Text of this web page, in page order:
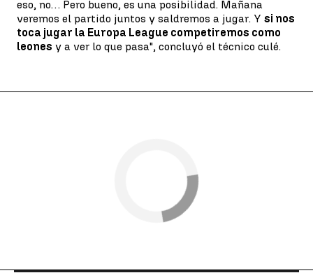
eso, no… Pero bueno, es una posibilidad. Mañana
veremos el partido juntos y saldremos a jugar. Y si nos
toca jugar la Europa League competiremos como
leones y a ver lo que pasa", concluyó el técnico culé.